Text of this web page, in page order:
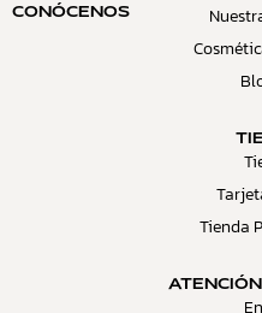
CONÓCENOS
Tienda